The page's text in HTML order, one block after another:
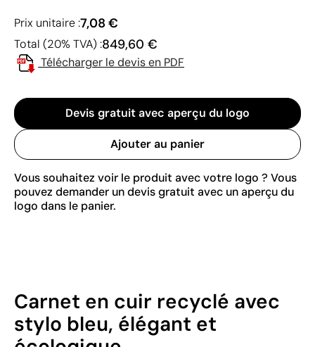
Prix unitaire :7,08 €
Total (20% TVA) :849,60 €
Télécharger le devis en PDF
Devis gratuit avec aperçu du logo
Ajouter au panier
Vous souhaitez voir le produit avec votre logo ? Vous
pouvez demander un devis gratuit avec un aperçu du
logo dans le panier.
Carnet en cuir recyclé avec
stylo bleu, élégant et